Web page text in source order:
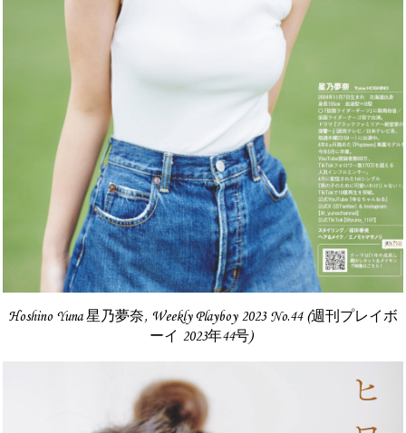
Hoshino Yuna 星乃夢奈, Weekly Playboy 2023 No.44 (週刊プレイボ
ーイ 2023年44号)